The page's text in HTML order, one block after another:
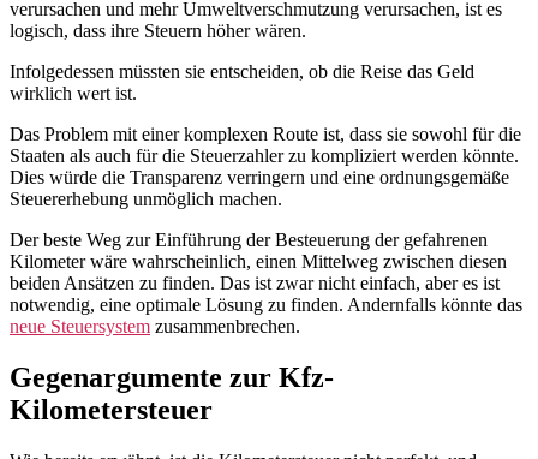
verursachen und mehr Umweltverschmutzung verursachen, ist es
logisch, dass ihre Steuern höher wären.
Infolgedessen müssten sie entscheiden, ob die Reise das Geld
wirklich wert ist.
Das Problem mit einer komplexen Route ist, dass sie sowohl für die
Staaten als auch für die Steuerzahler zu kompliziert werden könnte.
Dies würde die Transparenz verringern und eine ordnungsgemäße
Steuererhebung unmöglich machen.
Der beste Weg zur Einführung der Besteuerung der gefahrenen
Kilometer wäre wahrscheinlich, einen Mittelweg zwischen diesen
beiden Ansätzen zu finden. Das ist zwar nicht einfach, aber es ist
notwendig, eine optimale Lösung zu finden. Andernfalls könnte das
neue Steuersystem zusammenbrechen.
Gegenargumente zur Kfz-
Kilometersteuer